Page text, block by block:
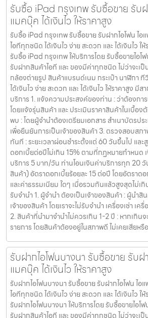
รับซื้อ iPad กรุงเทพ รับซื้อขาย รับฝ
แมคบุ๊ค ได้เงินไว ให้ราคาสูง
รับซื้อ iPad กรุงเทพ รับซื้อขาย รับฝากไอโฟน ไอ
ไอทีทุกชนิด ได้เงินไว ง่าย สะดวก และ ได้เงินไว
รับซื้อ iPad กรุงเทพ ให้บริการโดย รับซื้อขายไอ
รับฝากสินค้าไอที และ ของมีค่าทุกชนิด ไม่ว่าจะเ
กล้องถ่ายรูป สินค้าแบรนด์เนม กระเป๋า นาฬิกา ที
ได้เงินไว ง่าย สะดวก และ ได้เงินไว ให้ราคาสูง มี
บริการ 1. แจ้งความประสงค์ของท่าน : ว่าต้องกา
โดยแจ้งรุ่นสินค้า และ ประเมินราคาสินค้าในเบื้อ
พบ : โดยผู้จำนำต้องเตรียมเอกสาร สำเนาบัตรปร
เพื่อยืนยันการเป็นเจ้าของสินค้า 3. ตรวจสอบสภ
ทันที : ระยะเวลาผ่อนชำระตั้งแต่ 60 วันขึ้นไป แล
ดอกเบี้ยต่อปีไม่เกิน 15% ตามที่กฏหมายกำหนด
บริการ 5 บาท/วัน ท่านโอนเงินค่าบริการทุก 20
สินค้า) อัตราดอกเบี้ยร้อยละ 15 ต่อปี โดยอัตราด
และค่าธรรมเนียม ใดๆ เมื่อรวมกันแล้วสูงสุดไม่เ
รับจำนำ 1. ผู้จำนำ ต้องเป็นเจ้าของสินค้า : ผู้นำสิ
เจ้าของสินค้า โดยเราจะไม่รับจำนำ เครื่องเช่า เ
2. สินค้าที่นำมาจำนำไม่ควรเกิน 1-2 ปี : หากเกิน
รายการ โดยสินค้าต้องอยู่ในสภาพดี ไม่เคยเสียห
รับฝากไอโฟนบางนา รับซื้อขาย รับฝ
แมคบุ๊ค ได้เงินไว ให้ราคาสูง
รับฝากไอโฟนบางนา รับซื้อขาย รับฝากไอโฟน ไอ
ไอทีทุกชนิด ได้เงินไว ง่าย สะดวก และ ได้เงินไว
รับฝากไอโฟนบางนา ให้บริการโดย รับซื้อขายไอ
รับฝากสินค้าไอที และ ของมีค่าทุกชนิด ไม่ว่าจะเ